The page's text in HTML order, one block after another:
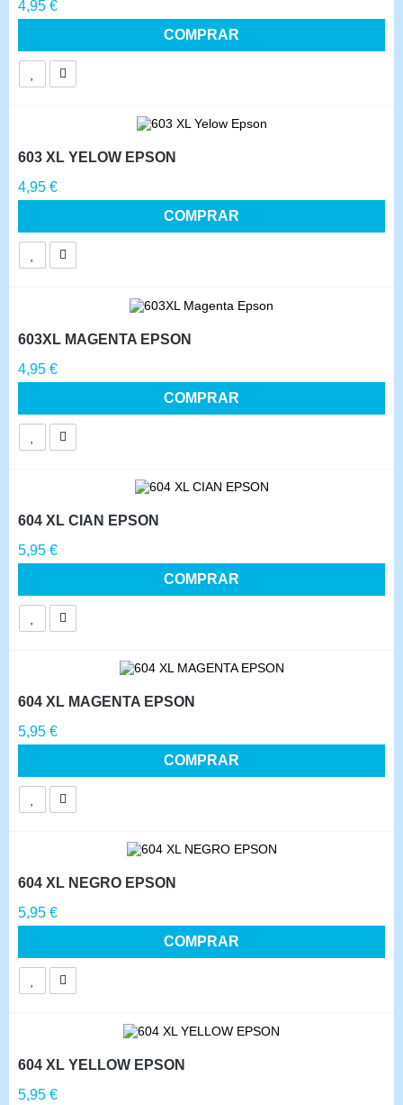
Precio
4,95 €
COMPRAR
603 XL YELOW EPSON
Precio
4,95 €
COMPRAR
603XL MAGENTA EPSON
Precio
4,95 €
COMPRAR
604 XL CIAN EPSON
Precio
5,95 €
COMPRAR
604 XL MAGENTA EPSON
Precio
5,95 €
COMPRAR
604 XL NEGRO EPSON
Precio
5,95 €
COMPRAR
604 XL YELLOW EPSON
Precio
5,95 €